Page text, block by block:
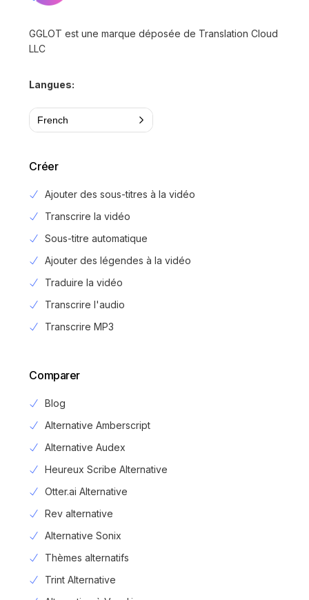
GGLOT est une marque déposée de Translation Cloud
LLC
Langues:
French
Créer
Ajouter des sous-titres à la vidéo
Transcrire la vidéo
Sous-titre automatique
Ajouter des légendes à la vidéo
Traduire la vidéo
Transcrire l'audio
Transcrire MP3
Comparer
Blog
Alternative Amberscript
Alternative Audex
Heureux Scribe Alternative
Otter.ai Alternative
Rev alternative
Alternative Sonix
Thèmes alternatifs
Trint Alternative